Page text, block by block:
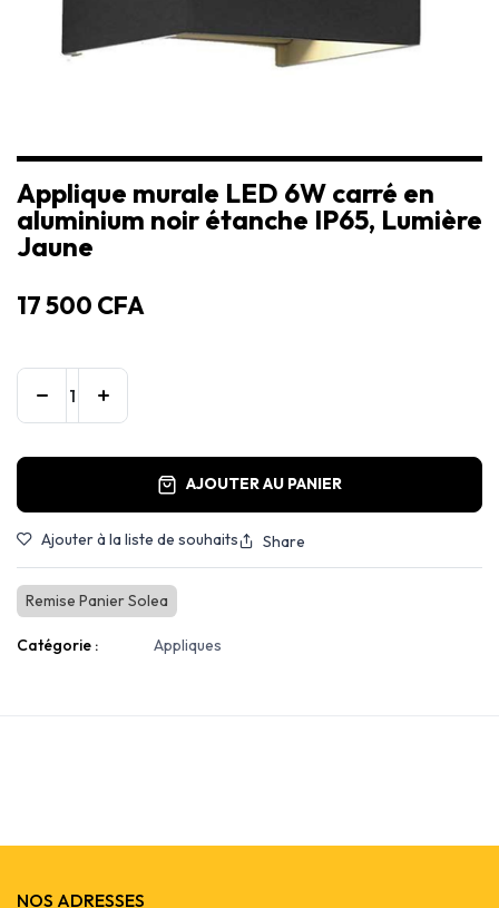
Applique murale LED 6W carré en
aluminium noir étanche IP65, Lumière
Jaune
17 500 CFA
AJOUTER AU PANIER
Ajouter à la liste de souhaits Share
Remise Panier Solea
Catégorie : Appliques
NOS ADRESSES